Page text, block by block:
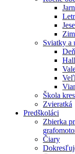
Sviatky a
Škola
Zvieratká
Predškoláci
Zbierka
Čiary